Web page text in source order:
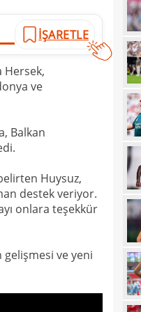
İŞARETLE
Hersek,
ve
Balkan
Huysuz,
destek veriyor.
onlara teşekkür
gelişmesi ve yeni